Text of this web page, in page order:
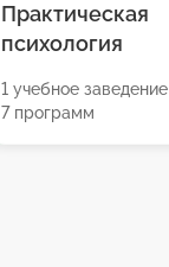
Практическая
психология
1 учебное заведение
7 программ